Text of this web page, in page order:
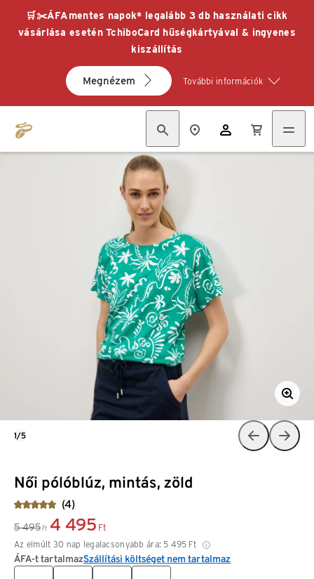
🛒✂️ÁFAmentes napok* legalább 3 db használati cikk
vásárlása esetén TchiboCard hűségkártyával & ingyenes
kiszállítás
Megnézem További információk
Női pólóblúz, mintás, zöld
(4)
5 495 Ft 4 495 Ft
Az elmúlt 30 nap legalacsonyabb ára: 5 495 Ft
ÁFA-t tartalmazSzállítási költséget nem tartalmaz
1/5